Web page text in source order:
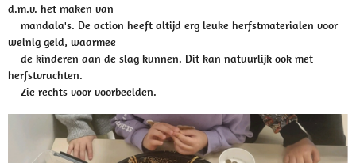
d.m.v. het maken van
mandala's. De action heeft altijd erg leuke herfstmaterialen voor
weinig geld, waarmee
de kinderen aan de slag kunnen. Dit kan natuurlijk ook met
herfstvruchten.
Zie rechts voor voorbeelden.